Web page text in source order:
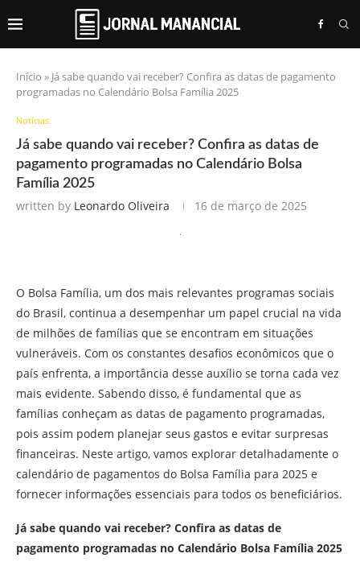
Início » Já sabe quando vai receber? Confira as datas de pagamento
programadas no Calendário Bolsa Família 2025
Notícias
Já sabe quando vai receber? Confira as datas de
pagamento programadas no Calendário Bolsa
Família 2025
written by Leonardo Oliveira 16 de março de 2025
O Bolsa Família, um dos mais relevantes programas sociais
do Brasil, continua a desempenhar um papel crucial na vida
de milhões de famílias que se encontram em situações
vulneráveis. Com os constantes desafios econômicos que o
país enfrenta, a importância desse auxílio se torna cada vez
mais evidente. Sabendo disso, é fundamental que as
famílias conheçam as datas de pagamento programadas,
pois assim podem planejar seus gastos e evitar surpresas
financeiras. Neste artigo, vamos explorar detalhadamente o
calendário de pagamentos do Bolsa Família para 2025 e
fornecer informações essenciais para todos os beneficiários.
Já sabe quando vai receber? Confira as datas de
pagamento programadas no Calendário Bolsa Família 2025